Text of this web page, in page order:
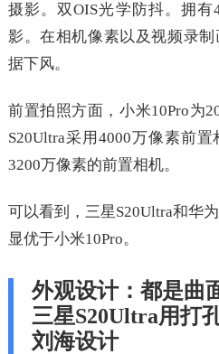
摄影。双OIS光学防抖。拥
影。在相机像素以及视频录制
据下风。
前置拍照方面，小米10Pro为
S20Ultra采用4000万像素前置
3200万像素的前置相机。
可以看到，三星S20Ultra和华
显优于小米10Pro。
外观设计：都是曲
三星S20Ultra用打
刘海设计